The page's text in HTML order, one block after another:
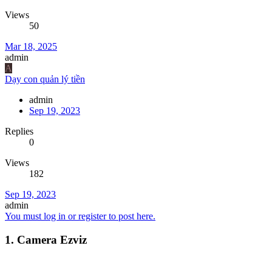
Views
50
Mar 18, 2025
admin
A
Dạy con quản lý tiền
admin
Sep 19, 2023
Replies
0
Views
182
Sep 19, 2023
admin
You must log in or register to post here.
1. Camera Ezviz